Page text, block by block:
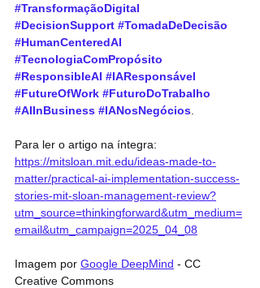
#TransformaçãoDigital
#DecisionSupport #TomadaDeDecisão
#HumanCenteredAI
#TecnologiaComPropósito
#ResponsibleAI #IAResponsável
#FutureOfWork #FuturoDoTrabalho
#AIInBusiness #IANosNegócios
Para ler o artigo na íntegra:
https://mitsloan.mit.edu/ideas-made-to-
matter/practical-ai-implementation-success-
stories-mit-sloan-management-review?
utm_source=thinkingforward&utm_medium=
email&utm_campaign=2025_04_08
Imagem por Google DeepMind - CC
Creative Commons